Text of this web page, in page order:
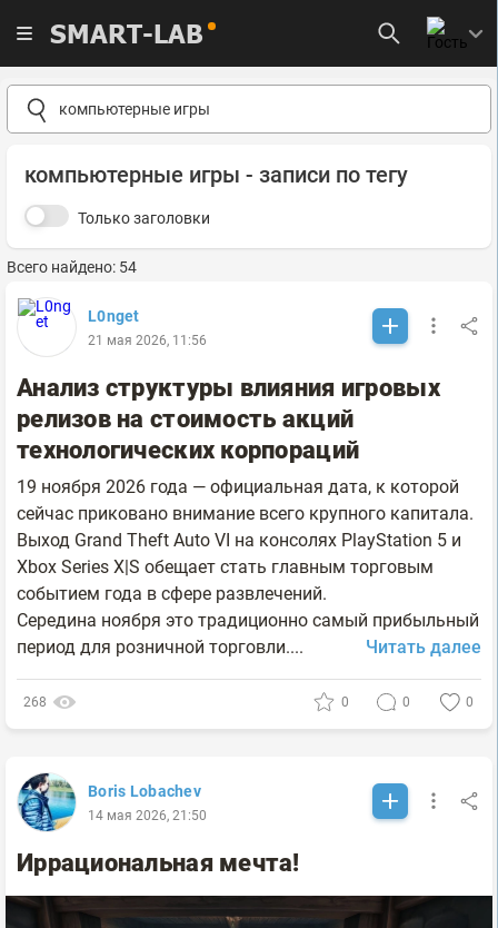
SMART-LAB
компьютерные игры - записи по тегу
Только заголовки
Всего найдено: 54
L0nget
21 мая 2026, 11:56
Анализ структуры влияния игровых
релизов на стоимость акций
технологических корпораций
19 ноября 2026 года — официальная дата, к которой
сейчас приковано внимание всего крупного капитала.
Выход Grand Theft Auto VI на консолях PlayStation 5 и
Xbox Series X|S обещает стать главным торговым
событием года в сфере развлечений.
Середина ноября это традиционно самый прибыльный
период для розничной торговли....
Читать далее
268 0 0 0
Boris Lobachev
14 мая 2026, 21:50
Иррациональная мечта!